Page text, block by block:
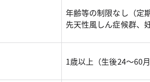
年齢等の制限なし（定
先天性風しん症候群、
1歳以上（生後24～60